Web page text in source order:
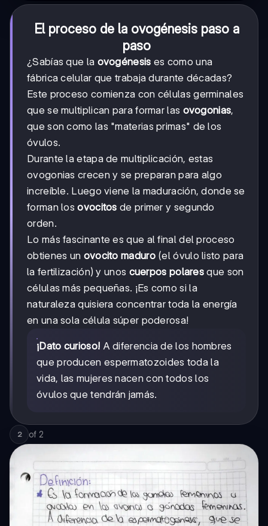
El proceso de la ovogénesis paso a
paso
¿Sabías que la ovogénesis es como una
fábrica celular que trabaja durante décadas?
Este proceso comienza con células germinales
que se multiplican para formar las ovogonias,
que son como las "materias primas" de los
óvulos.
Durante la etapa de multiplicación, estas
ovogonias crecen y se preparan para algo
increíble. Luego viene la maduración, donde se
forman losovocitos de primer y segundo
orden.
Lo más fascinante es que al final del proceso
obtienes un ovocito maduro(el óvulo listo para
la fertilización) y unos cuerpos polares que son
células más pequeñas. ¡Es como si la
naturaleza quisiera concentrar toda la energía
en una sola célula súper poderosa!
¡Dato curioso! A diferencia de los hombres
que producen espermatozoides toda la
vida, las mujeres nacen con todos los
óvulos que tendrán jamás.
2 of 2